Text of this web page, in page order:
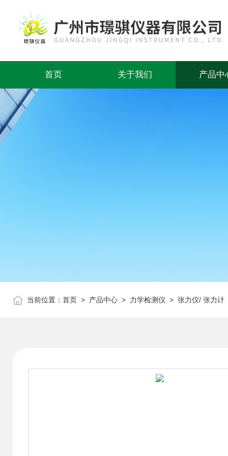
首页 关于我们 产品中
当前位置： 首页 > 产品中心 > 力学检测仪 > 张力仪/ 张力计